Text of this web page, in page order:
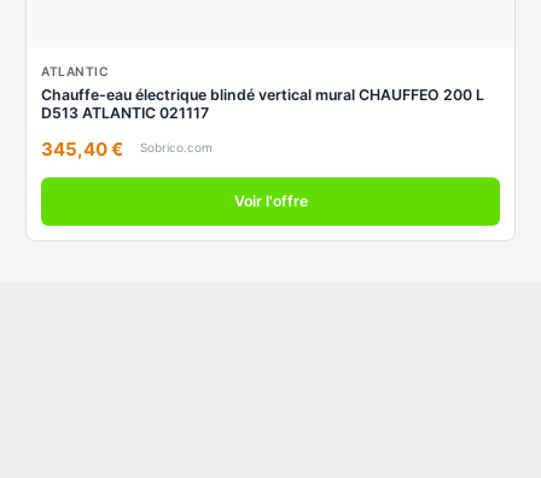
ATLANTIC
Chauffe-eau électrique blindé vertical mural CHAUFFEO 200 L
D513 ATLANTIC 021117
345,40 € Sobrico.com
Voir l'offre